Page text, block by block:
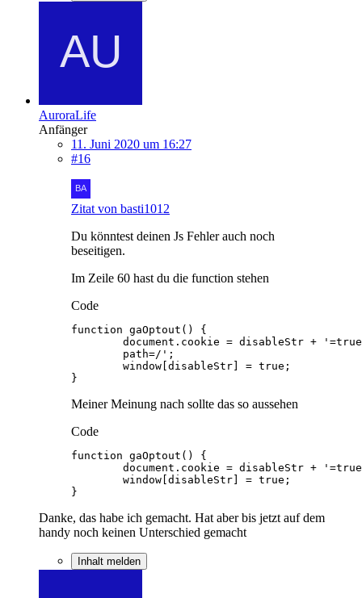
AuroraLife
Anfänger
11. Juni 2020 um 16:27
#16
Zitat von basti1012
Du könntest deinen Js Fehler auch noch
beseitigen.
Im Zeile 60 hast du die function stehen
Code
}
Meiner Meinung nach sollte das so aussehen
Code
}
Danke, das habe ich gemacht. Hat aber bis jetzt auf dem
handy noch keinen Unterschied gemacht
Inhalt melden